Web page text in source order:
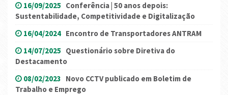
16/09/2025 Conferência | 50 anos depois:
Sustentabilidade, Competitividade e Digitalização
16/04/2024 Encontro de Transportadores ANTRAM
14/07/2025 Questionário sobre Diretiva do
Destacamento
08/02/2023 Novo CCTV publicado em Boletim de
Trabalho e Emprego